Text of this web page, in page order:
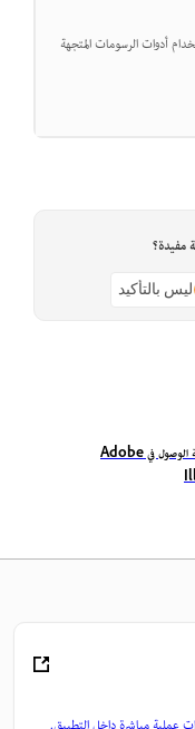
أدوات الرسومات المتجهة
مفيدة؟
ليس بالتأكيد
ميزات إمكانية الوصول في Adobe